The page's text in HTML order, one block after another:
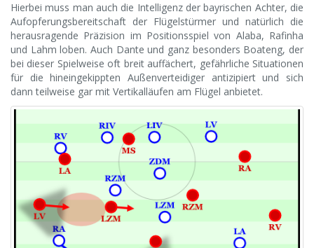
Hierbei muss man auch die Intelligenz der bayrischen Achter, die
Aufopferungsbereitschaft der Flügelstürmer und natürlich die
herausragende Präzision im Positionsspiel von Alaba, Rafinha
und Lahm loben. Auch Dante und ganz besonders Boateng, der
bei dieser Spielweise oft breit auffächert, gefährliche Situationen
für die hineingekippten Außenverteidiger antizipiert und sich
dann teilweise gar mit Vertikalläufen am Flügel anbietet.